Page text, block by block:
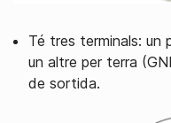
Té tres terminals: un
un altre per terra
de sortida.